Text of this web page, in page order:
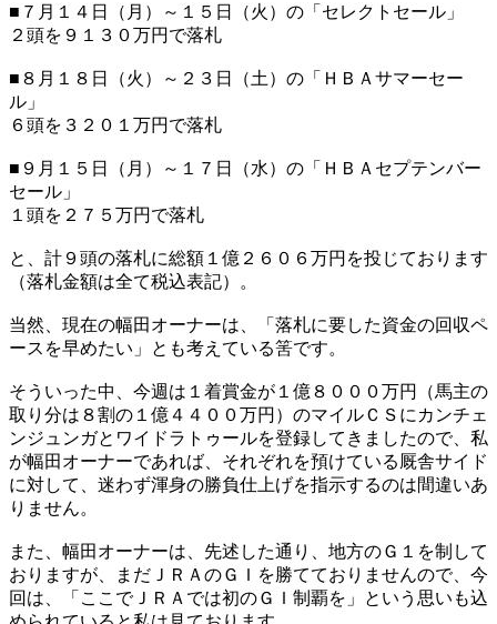
■７月１４日（月）～１５日（火）の「セレクトセール」
２頭を９１３０万円で落札
■８月１８日（火）～２３日（土）の「ＨＢＡサマーセー
ル」
６頭を３２０１万円で落札
■９月１５日（月）～１７日（水）の「ＨＢＡセプテンバー
セール」
１頭を２７５万円で落札
と、計９頭の落札に総額１億２６０６万円を投じております
（落札金額は全て税込表記）。
当然、現在の幅田オーナーは、「落札に要した資金の回収ペ
ースを早めたい」とも考えている筈です。
そういった中、今週は１着賞金が１億８０００万円（馬主の
取り分は８割の１億４４００万円）のマイルＣＳにカンチェ
ンジュンガとワイドラトゥールを登録してきましたので、私
が幅田オーナーであれば、それぞれを預けている厩舎サイド
に対して、迷わず渾身の勝負仕上げを指示するのは間違いあ
りません。
また、幅田オーナーは、先述した通り、地方のＧ１を制して
おりますが、まだＪＲＡのＧＩを勝てておりませんので、今
回は、「ここでＪＲＡでは初のＧＩ制覇を」という思いも込